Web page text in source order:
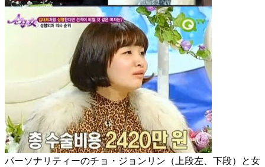
パーソナリティーのチョ・ジョンリン（上段左、下段）と女